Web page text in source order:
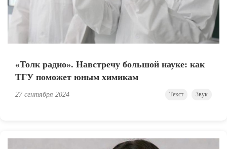
«Толк радио». Навстречу большой науке: как
ТГУ поможет юным химикам
27 сентября 2024 Текст Звук